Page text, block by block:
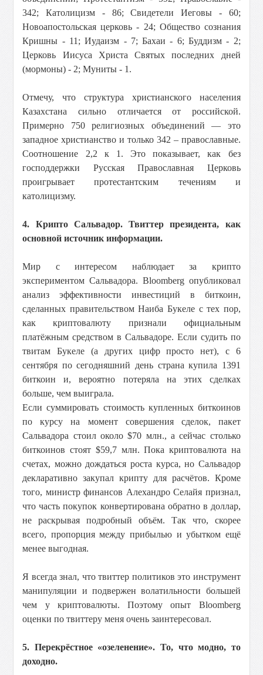
342; Католицизм - 86; Свидетели Иеговы - 60;
Новоапостольская церковь - 24; Общество сознания
Кришны - 11; Иудаизм - 7; Бахаи - 6; Буддизм - 2;
Церковь Иисуса Христа Святых последних дней
(мормоны) - 2; Муниты - 1.
Отмечу, что структура христианского населения
Казахстана сильно отличается от российской.
Примерно 750 религиозных объединений — это
западное христианство и только 342 – православные.
Соотношение 2,2 к 1. Это показывает, как без
господдержки Русская Православная Церковь
проигрывает протестантским течениям и
католицизму.
4. Крипто Сальвадор. Твиттер президента, как
основной источник информации.
Мир с интересом наблюдает за крипто
экспериментом Сальвадора. Bloomberg опубликовал
анализ эффективности инвестиций в биткоин,
сделанных правительством Наиба Букеле с тех пор,
как криптовалюту признали официальным
платёжным средством в Сальвадоре. Если судить по
твитам Букеле (а других цифр просто нет), с 6
сентября по сегодняшний день страна купила 1391
биткоин и, вероятно потеряла на этих сделках
больше, чем выиграла.
Если суммировать стоимость купленных биткоинов
по курсу на момент совершения сделок, пакет
Сальвадора стоил около $70 млн., а сейчас столько
биткоинов стоят $59,7 млн. Пока криптовалюта на
счетах, можно дождаться роста курса, но Сальвадор
декларативно закупал крипту для расчётов. Кроме
того, министр финансов Алехандро Селайя признал,
что часть покупок конвертирована обратно в доллар,
не раскрывая подробный объём. Так что, скорее
всего, пропорция между прибылью и убытком ещё
менее выгодная.
Я всегда знал, что твиттер политиков это инструмент
манипуляции и подвержен волатильности большей
чем у криптовалюты. Поэтому опыт Bloomberg
оценки по твиттеру меня очень заинтересовал.
5. Перекрёстное «озеленение». То, что модно, то
доходно.